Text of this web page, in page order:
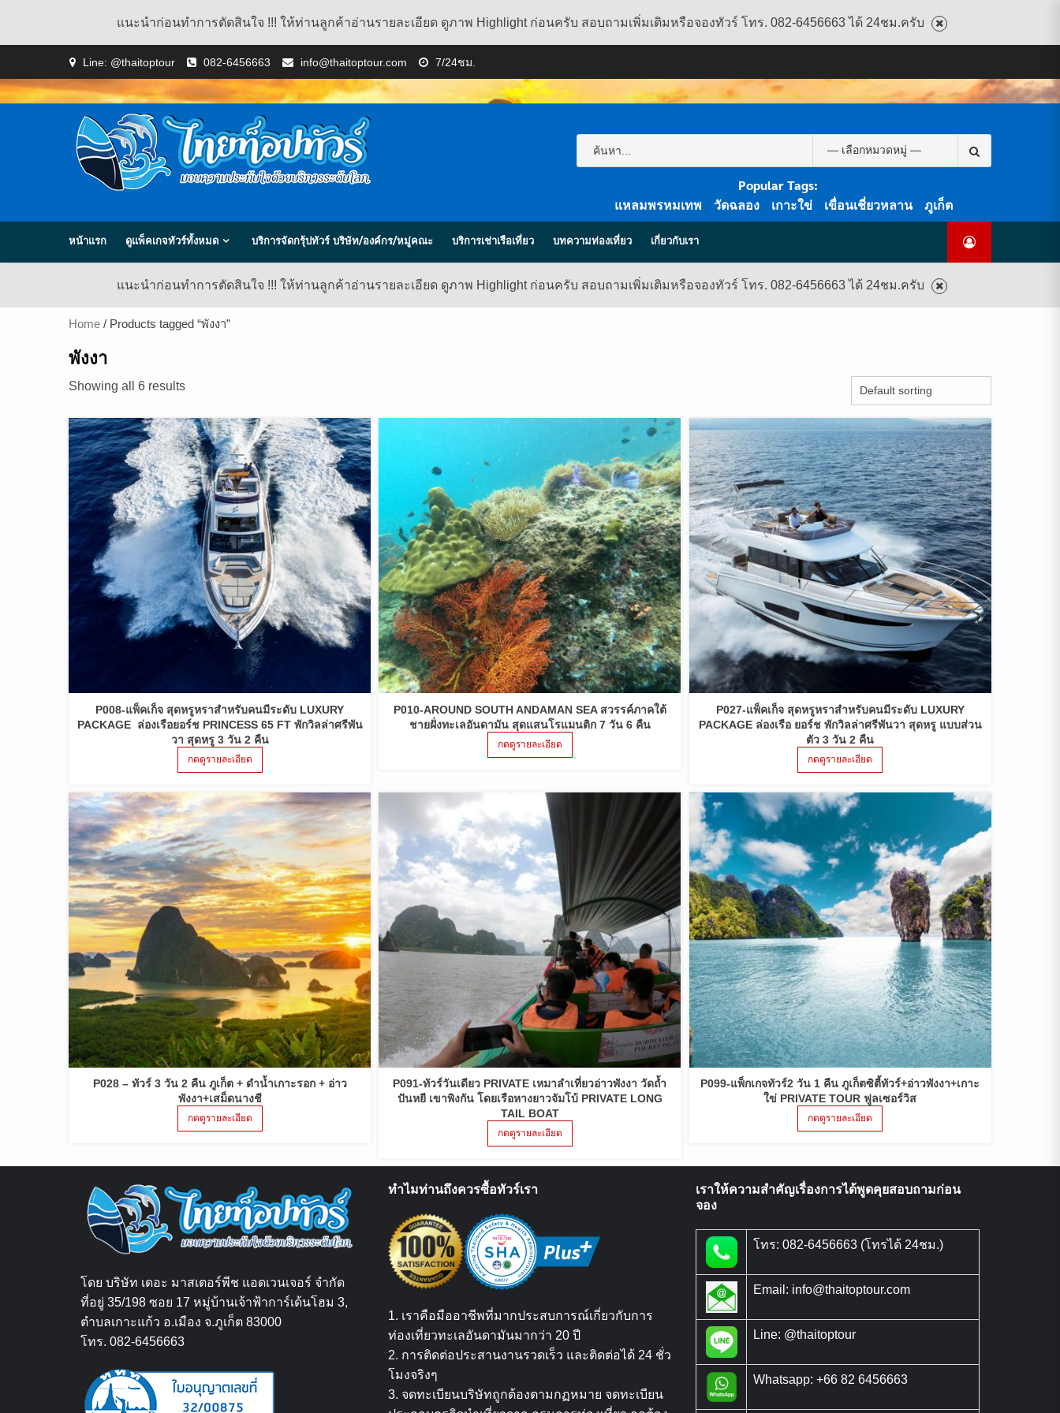
แนะนำก่อนทำการตัดสินใจ !!! ให้ท่านลูกค้าอ่านรายละเอียด ดูภาพ Highlight ก่อนครับ สอบถามเพิ่มเติมหรือจองทัวร์ โทร. 082-6456663 ได้ 24ชม.ครับ
content
Line: @thaitoptour 082-6456663 info@thaitoptour.com 7/24ชม.
US
ACCOUNT
POLICY
AND
CONDITIONS
แพ็คเกจ
ทัวร์
ต้อนรับ
สู่
ทัวร์
กับ
เรา
ทัวร์
ทั้งหมด
Search
for:
Popular Tags:
แหลมพรหมเทพ วัดฉลอง เกาะใข่ เขื่อนเชี่ยวหลาน ภูเก็ต
หน้าแรก ดูแพ็คเกจทัวร์ทั้งหมด บริการจัดกรุ้ปทัวร์ บริษัท/องค์กร/หมู่คณะ บริการเช่าเรือเที่ยว บทความท่องเที่ยว เกี่ยวกับเรา
แนะนำก่อนทำการตัดสินใจ !!! ให้ท่านลูกค้าอ่านรายละเอียด ดูภาพ Highlight ก่อนครับ สอบถามเพิ่มเติมหรือจองทัวร์ โทร. 082-6456663 ได้ 24ชม.ครับ
Home / Products tagged “พังงา”
พังงา
Showing all 6 results
P008-แพ็คเก็จ สุดหรูหราสำหรับคนมีระดับ LUXURY
PACKAGE ล่องเรือยอร์ช PRINCESS 65 FT พักวิลล่าศรีพัน
วา สุดหรู 3 วัน 2 คืน
กดดูรายละเอียด
P010-AROUND SOUTH ANDAMAN SEA สวรรค์ภาคใต้
ชายฝั่งทะเลอันดามัน สุดแสนโรแมนติก 7 วัน 6 คืน
กดดูรายละเอียด
P027-แพ็คเก็จ สุดหรูหราสำหรับคนมีระดับ LUXURY
PACKAGE ล่องเรือ ยอร์ช พักวิลล่าศรีพันวา สุดหรู แบบส่วน
ตัว 3 วัน 2 คืน
กดดูรายละเอียด
P028 – ทัวร์ 3 วัน 2 คืน ภูเก็ต + ดำน้ำเกาะรอก + อ่าว
พังงา+เสม็ดนางชี
กดดูรายละเอียด
P091-ทัวร์วันเดียว PRIVATE เหมาลำเที่ยวอ่าวพังงา วัดถ้ำ
ปันหยี เขาพิงกัน โดยเรือหางยาวจัมโบ้ PRIVATE LONG
TAIL BOAT
กดดูรายละเอียด
P099-แพ็กเกจทัวร์2 วัน 1 คืน ภูเก็ตซิตี้ทัวร์+อ่าวพังงา+เกาะ
ใข่ PRIVATE TOUR ฟูลเซอร์วิส
กดดูรายละเอียด
โดย บริษัท เดอะ มาสเตอร์พีช แอดเวนเจอร์ จำกัด
ที่อยู่ 35/198 ซอย 17 หมู่บ้านเจ้าฟ้าการ์เด้นโฮม 3,
ตำบลเกาะแก้ว อ.เมือง จ.ภูเก็ต 83000
โทร. 082-6456663
ทำไมท่านถึงควรซื้อทัวร์เรา
1. เราคือมืออาชีพที่มากประสบการณ์เกี่ยวกับการ
ท่องเที่ยวทะเลอันดามันมากว่า 20 ปี
2. การติดต่อประสานงานรวดเร็ว และติดต่อได้ 24 ชั่ว
โมงจริงๆ
3. จดทะเบียนบริษัทถูกต้องตามกฏหมาย จดทะเบียน
เราให้ความสำคัญเรื่องการได้พูดคุยสอบถามก่อน
จอง
โทร: 082-6456663 (โทรได้ 24ชม.)
Email: info@thaitoptour.com
Line: @thaitoptour
Whatsapp: +66 82 6456663